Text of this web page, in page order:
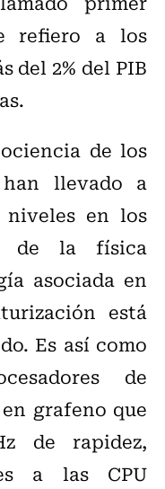
refiero a los
del 2% del PIB
de los
llevado a
niveles en los
de la física
asociada en
está
Es así como
de
grafeno que
de rapidez,
a las CPU